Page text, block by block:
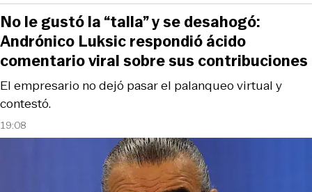
19:08
El empresario no dejó pasar el palanqueo virtual y
contestó.
No le gustó la “talla” y se desahogó:
Andrónico Luksic respondió ácido
comentario viral sobre sus contribuciones